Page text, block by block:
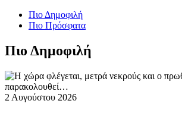
Πιο Δημοφιλή
Πιο Πρόσφατα
Πιο Δημοφιλή
2 Αυγούστου 2026